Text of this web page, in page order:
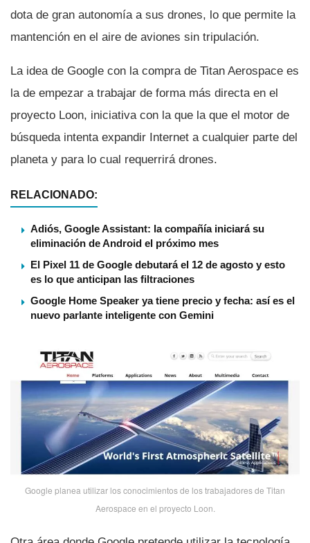
dota de gran autonomí­a a sus drones, lo que permite la
mantención en el aire de aviones sin tripulación.
La idea de Google con la compra de Titan Aerospace es
la de empezar a trabajar de forma más directa en el
proyecto Loon, iniciativa con la que la que el motor de
búsqueda intenta expandir Internet a cualquier parte del
planeta y para lo cual requerrirá drones.
RELACIONADO:
Adiós, Google Assistant: la compañía iniciará su
eliminación de Android el próximo mes
El Pixel 11 de Google debutará el 12 de agosto y esto
es lo que anticipan las filtraciones
Google Home Speaker ya tiene precio y fecha: así es el
nuevo parlante inteligente con Gemini
Google planea utilizar los conocimientos de los trabajadores de Titan
Aerospace en el proyecto Loon.